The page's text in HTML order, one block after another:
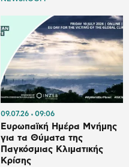
09.07.26 09:06
Ευρωπαϊκή Ημέρα Μνήμης
για τα Θύματα της
Παγκόσμιας Κλιματικής
Κρίσης